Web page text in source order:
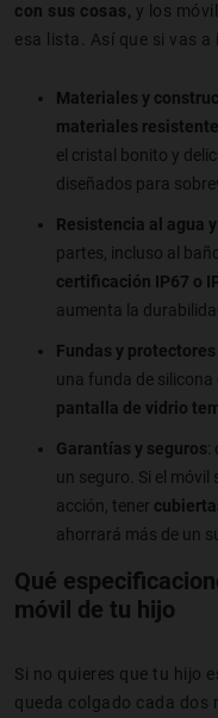
con sus cosas, y los
esa lista. Así que si vas a
Materiales y
materiales
el cristal bonito y
diseñados para
Resistencia al agua
partes, incluso al
certificación IP67 o
aumenta la
Fundas y
una funda de silicona
pantalla de vidrio
Garantías y seguros:
un seguro. Si el móvil
acción, tener
ahorrará más de un
Qué
móvil de tu hijo
Si no quieres que tu hijo
queda colgado cada dos